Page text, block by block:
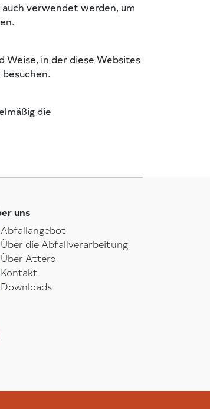
verwendet werden, um
in der diese Websites
die
uns
Abfallangebot
Über die Abfallverarbeitung
Über Attero
Kontakt
Downloads